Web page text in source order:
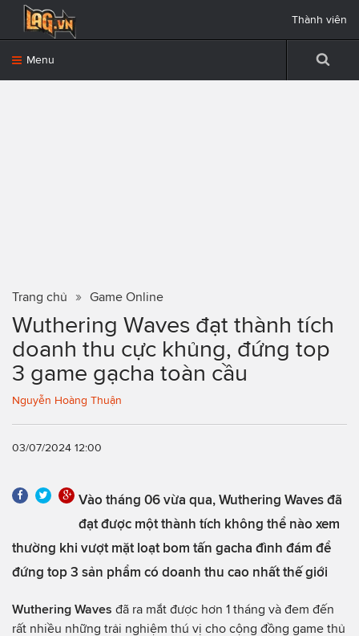
Menu
Thành viên
Trang chủ Game Online
Wuthering Waves đạt thành tích
doanh thu cực khủng, đứng top
3 game gạcha toàn cầu
Nguyễn Hoàng Thuận
03/07/2024 12:00
Vào tháng 06 vừa qua, Wuthering Waves đã
đạt được một thành tích không thể nào xem
thường khi vượt mặt loạt bom tấn gacha đình đám để
đứng top 3 sản phẩm có doanh thu cao nhất thế giới
Wuthering Waves đã ra mắt được hơn 1 tháng và đem đến
rất nhiều những trải nghiệm thú vị cho cộng đồng game thủ